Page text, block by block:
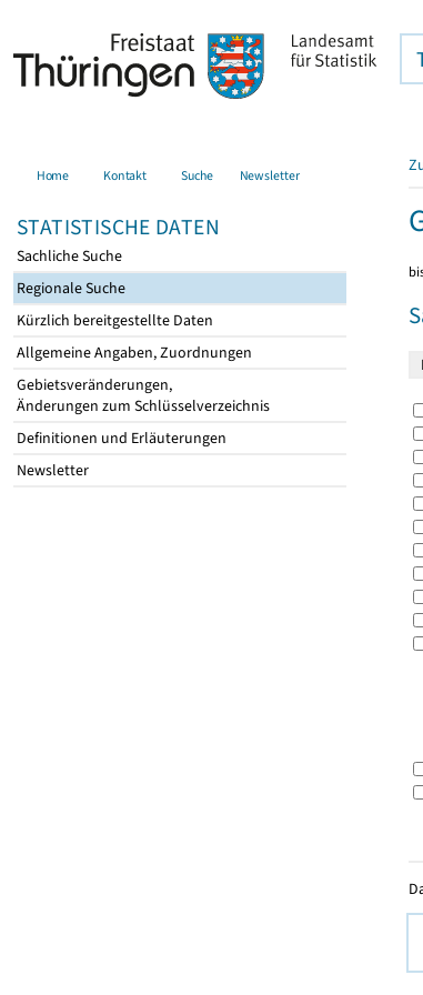
Home Kontakt Suche Newsletter
STATISTISCHE DATEN
Sachliche Suche
Regionale Suche
Kürzlich bereitgestellte Daten
Allgemeine Angaben, Zuordnungen
Gebietsveränderungen,
Änderungen zum Schlüsselverzeichnis
Definitionen und Erläuterungen
Newsletter